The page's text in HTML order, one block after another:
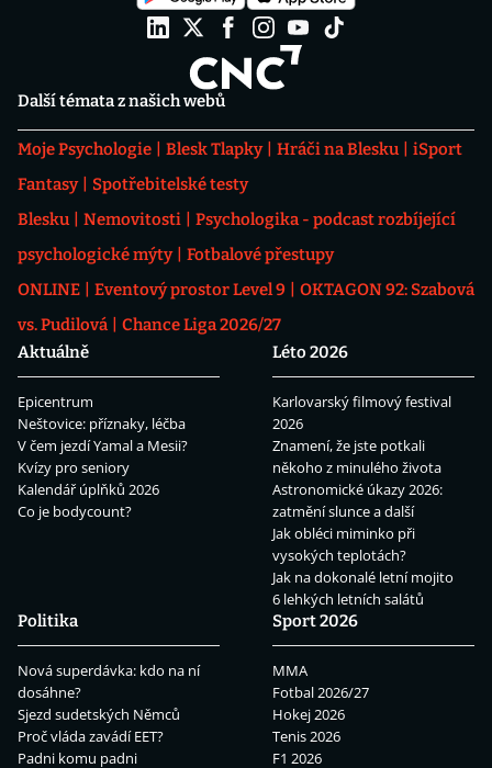
Další témata z našich webů
Moje Psychologie Blesk Tlapky Hráči na Blesku
iSport
Fantasy
Spotřebitelské testy
Blesku
Nemovitosti
Psychologika - podcast rozbíjející
psychologické mýty
Fotbalové přestupy
ONLINE
Eventový prostor Level 9
OKTAGON 92: Szabová
vs. Pudilová
Chance Liga 2026/27
Aktuálně
Epicentrum
Neštovice: příznaky, léčba
V čem jezdí Yamal a Mesii?
Kvízy pro seniory
Kalendář úplňků 2026
Co je bodycount?
Léto 2026
Karlovarský filmový festival
2026
Znamení, že jste potkali
někoho z minulého života
Astronomické úkazy 2026:
zatmění slunce a další
Jak obléci miminko při
vysokých teplotách?
Jak na dokonalé letní mojito
6 lehkých letních salátů
Politika
Nová superdávka: kdo na ní
dosáhne?
Sjezd sudetských Němců
Proč vláda zavádí EET?
Padni komu padni
Sport 2026
MMA
Fotbal 2026/27
Hokej 2026
Tenis 2026
F1 2026